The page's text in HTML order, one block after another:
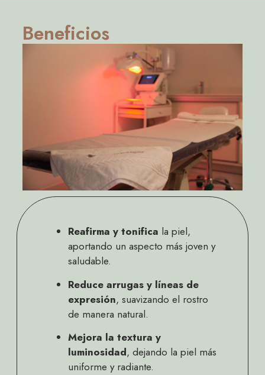
Beneficios
Reafirma y tonifica la piel,
aportando un aspecto más joven y
saludable.
Reduce arrugas y líneas de
expresión, suavizando el rostro
de manera natural.
Mejora la textura y
luminosidad, dejando la piel más
uniforme y radiante.